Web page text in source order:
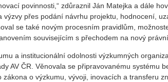
povinnosti,“ zdůraznil Ján Matejka a dále
přes podání návrhu projektu, hodnocení,
se také novým procesním pravidlům,
souvisejícím s přechodem na nový
a institucionální odolnosti výzkumných
AV ČR. Věnovala se připravovanému systému
o výzkumu, vývoji, inovacích a transferu